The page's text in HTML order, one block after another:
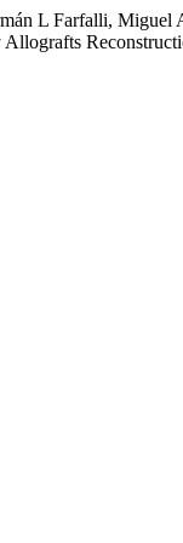
L Farfalli, Miguel
Allografts